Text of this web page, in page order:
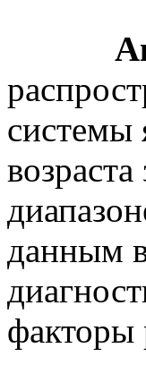
системы
данным
факторы